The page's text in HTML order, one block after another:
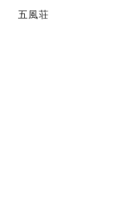
五風荘